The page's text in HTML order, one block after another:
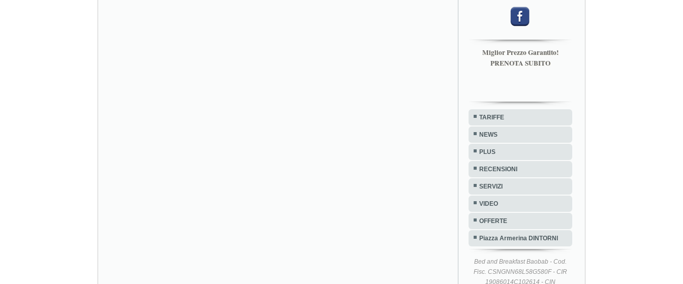
Miglior Prezzo Garantito!
PRENOTA SUBITO
TARIFFE
NEWS
PLUS
RECENSIONI
SERVIZI
VIDEO
OFFERTE
Piazza Armerina DINTORNI
Bed and Breakfast Baobab - Cod.
Fisc. CSNGNN68L58G580F - CIR
19086014C102614 - CIN